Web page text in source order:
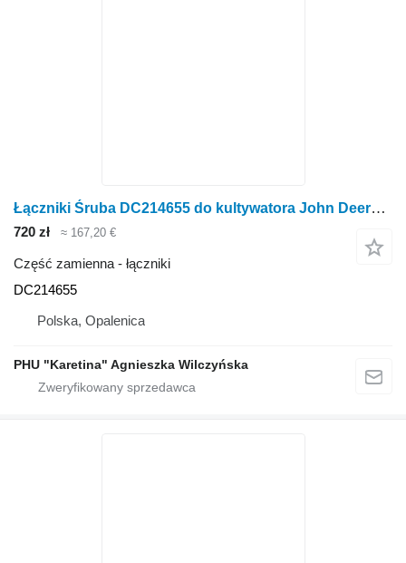
Łączniki Śruba DC214655 do kultywatora John Deere 960
720 zł ≈ 167,20 €
Część zamienna - łączniki
DC214655
Polska, Opalenica
PHU "Karetina" Agnieszka Wilczyńska